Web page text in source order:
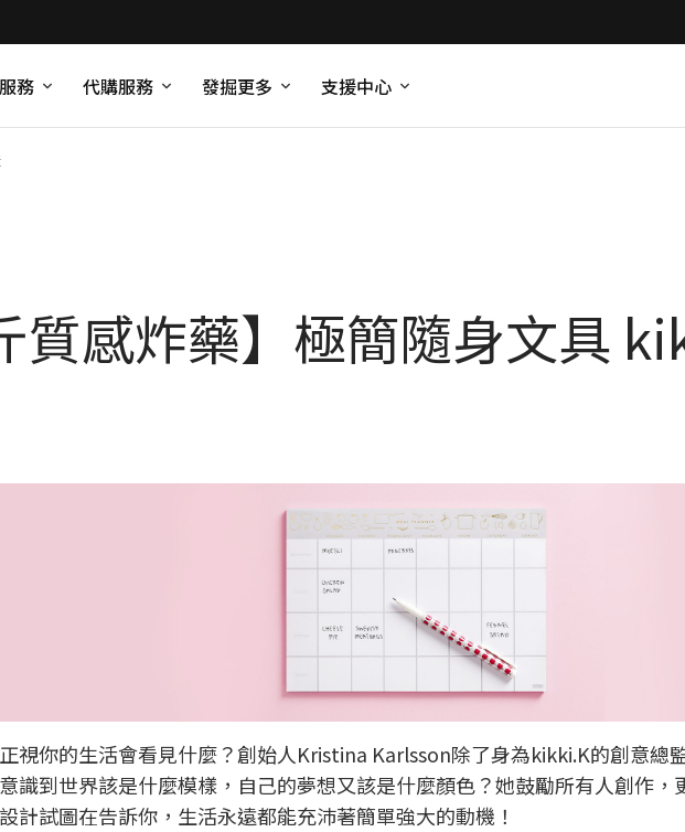
務 代購服務 發掘更多 支援中心
質感炸藥】極簡隨身文具
視你的生活會看見什麼？創始人Kristina Karlsson除了身為kikki.K的創意總
識到世界該是什麼模樣，自己的夢想又該是什麼顏色？她鼓勵所有人創作
計試圖在告訴你，生活永遠都能充沛著簡單強大的動機！